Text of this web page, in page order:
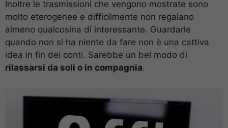
Inoltre le trasmissioni che vengono mostrate sono
molto eterogenee e difficilmente non regalano
almeno qualcosina di interessante. Guardarle
quando non si ha niente da fare non è una cattiva
idea in fin dei conti. Sarebbe un bel modo di
rilassarsi da soli o in compagnia.